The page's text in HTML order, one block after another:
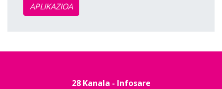
APLIKAZIOA
28 Kanala - Infosare